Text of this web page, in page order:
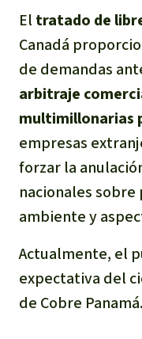
El tratado de
Canadá
de demandas
arbitraje
multimillonarias
empresas
forzar la
nacionales
ambiente y
Actualmente, el
expectativa del
de Cobre Panamá.